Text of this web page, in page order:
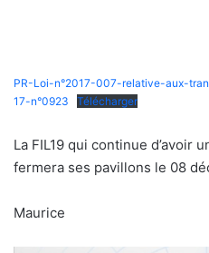
PR-Loi-n°2017-007-relative-aux-
17-n°0923
Télécharger
La FIL19 qui continue d’avoir
fermera ses pavillons le 08
Maurice